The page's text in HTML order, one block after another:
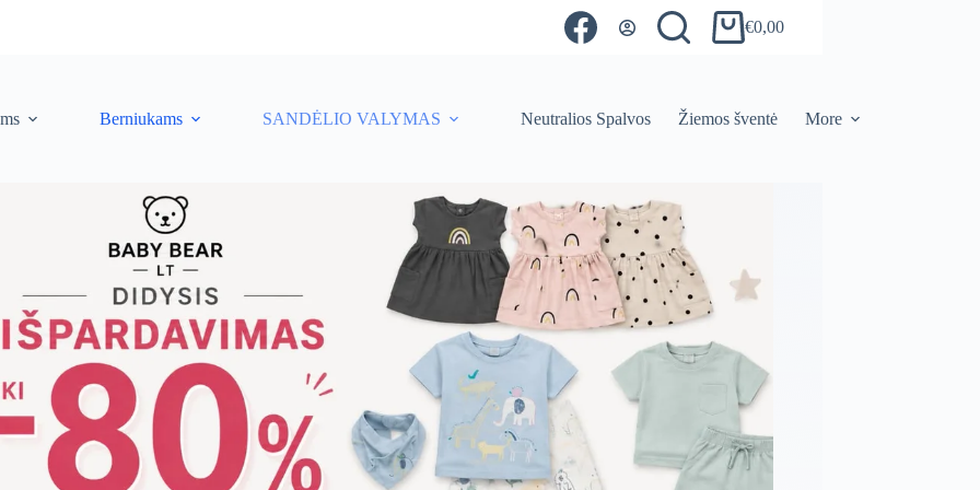
Shopping
€0,00
Berniukams SANDĖLIO VALYMAS Neutralios Spalvos Žiemos šventė More